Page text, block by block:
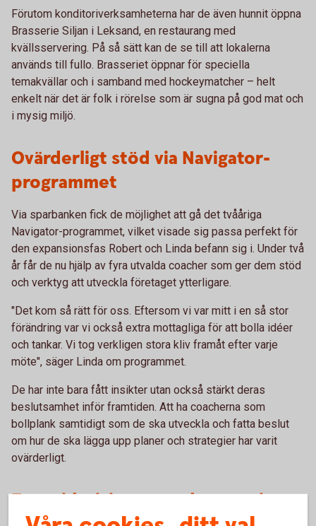
Förutom konditoriverksamheterna har de även hunnit öppna
Brasserie Siljan i Leksand, en restaurang med
kvällsservering. På så sätt kan de se till att lokalerna
används till fullo. Brasseriet öppnar för speciella
temakvällar och i samband med hockeymatcher – helt
enkelt när det är folk i rörelse som är sugna på god mat och
i mysig miljö.
Ovärderligt stöd via Navigator-
programmet
Via sparbanken fick de möjlighet att gå det tvååriga
Navigator-programmet, vilket visade sig passa perfekt för
den expansionsfas Robert och Linda befann sig i. Under två
år får de nu hjälp av fyra utvalda coacher som ger dem stöd
och verktyg att utveckla företaget ytterligare.
"Det kom så rätt för oss. Eftersom vi var mitt i en så stor
förändring var vi också extra mottagliga för att bolla idéer
och tankar. Vi tog verkligen stora kliv framåt efter varje
möte", säger Linda om programmet.
De har inte bara fått insikter utan också stärkt deras
beslutsamhet inför framtiden. Att ha coacherna som
bollplank samtidigt som de ska utveckla och fatta beslut
om hur de ska lägga upp planer och strategier har varit
ovärderligt.
Framtidsvisioner med expansion